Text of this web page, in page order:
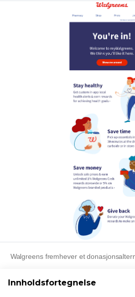
Walgreens fremhever et
Innholdsfortegnelse